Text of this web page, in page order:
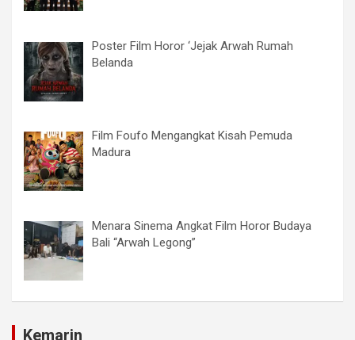
Poster Film Horor ‘Jejak Arwah Rumah
Belanda
Film Foufo Mengangkat Kisah Pemuda
Madura
Menara Sinema Angkat Film Horor Budaya
Bali “Arwah Legong”
Kemarin